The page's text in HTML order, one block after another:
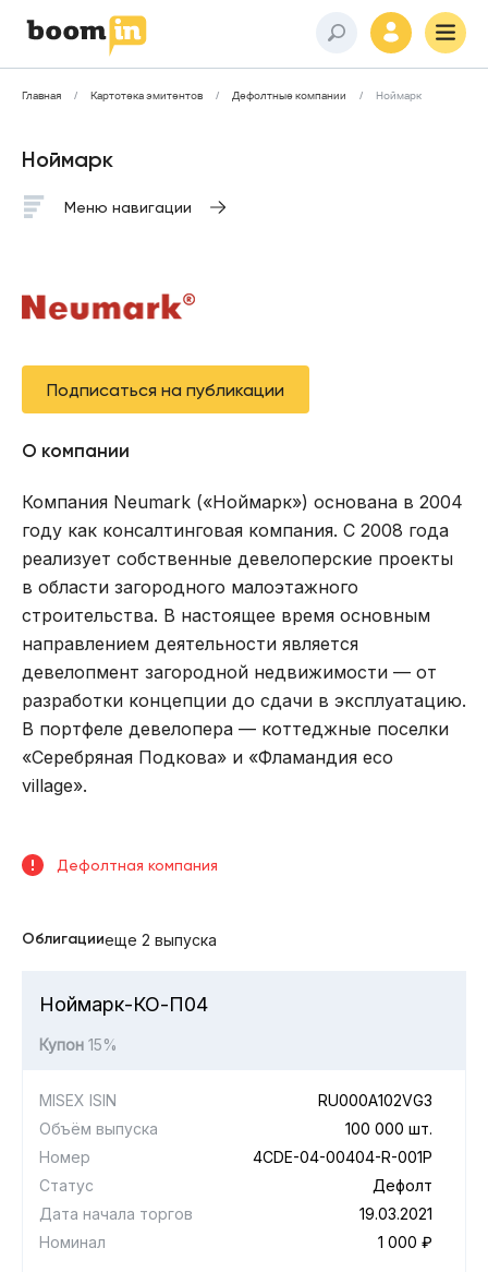
Главная Картотека эмитентов Дефолтные компании Ноймарк
Ноймарк
Меню навигации
Подписаться на публикации
О компании
Компания Neumark («Ноймарк») основана в 2004
году как консалтинговая компания. С 2008 года
реализует собственные девелоперские проекты
в области загородного малоэтажного
строительства. В настоящее время основным
направлением деятельности является
девелопмент загородной недвижимости — от
разработки концепции до сдачи в эксплуатацию.
В портфеле девелопера — коттеджные поселки
«Серебряная Подкова» и «Фламандия eco
village».
Дефолтная компания
Облигацииеще 2 выпуска
Ноймарк-КО-П04
Купон 15%
MISEX ISIN
RU000A102VG3
Объём выпуска
100 000 шт.
Номер
4CDE-04-00404-R-001P
Статус
Дефолт
Дата начала торгов
19.03.2021
Номинал
1 000 ₽